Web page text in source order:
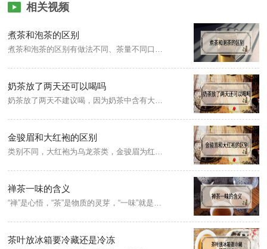
相关视频
煮茶和泡茶的区别
煮茶和泡茶的区别有做法不同、茶量不同口感不同、茶类不同。煮茶，顾名思义就是把茶煮着来喝。泡茶，直接加开水到茶叶里泡开喝；煮茶时的投茶量比泡茶的少，是由于煮茶时持续高温，会让茶叶内含物更容易释放出来。
奶茶放了两天还可以喝吗
奶茶放了两天不建议喝，因为奶茶中含有大量的糖分，很容易滋生细菌而变质，保存时间很短，而放了两天的奶茶不仅会出现分层变色现象，口感变差，而且还可能已经滋生了大量的有害细菌，奶茶最好是现做现喝，这样味道会比较好，也比较有营养。
金骏眉和大红袍的区别
类别不同，大红袍为乌龙茶类，金骏眉为红茶类。发酵程度不同，大红袍为半发酵，金骏眉为全发酵；外观不同，大红袍外观壮实紧结呈黑褐色，金骏眉外观细直条索紧细，金黄黑三色相间。香气不同，大红袍呈兰花香，金骏眉呈现蜜香、花果香。
禅茶一味的含义
“禅”是心悟，“茶”是物质的灵芽，“一味”就是心与茶、心与心的相通。中国禅茶文化精神概括为“正、清、和、雅”。茶与禅本是两种文化，在其各自漫长的历史发展中发生接触并逐渐相互渗入、相互影响，最终融合成一种新的文化形式，即禅茶文化。
茶叶放冰箱要冷藏还是冷冻